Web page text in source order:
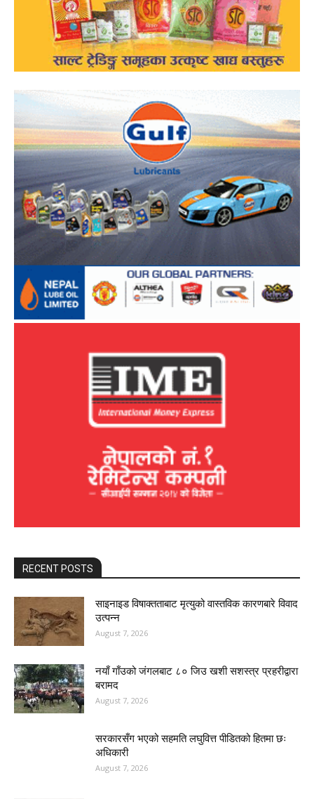
RECENT POSTS
साइनाइड विषाक्तताबाट मृत्युको वास्तविक कारणबारे विवाद
उत्पन्न
August 7, 2026
नयाँ गाँउको जंगलबाट ८० जिउ खशी सशस्त्र प्रहरीद्वारा
बरामद
August 7, 2026
सरकारसँग भएको सहमति लघुवित्त पीडितको हितमा छः
अधिकारी
August 7, 2026